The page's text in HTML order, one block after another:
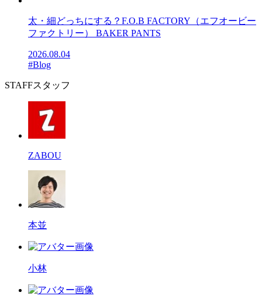
太・細どっちにする？F.O.B FACTORY（エフオービー
ファクトリー） BAKER PANTS
2026.08.04
#Blog
STAFFスタッフ
ZABOU
本並
小林